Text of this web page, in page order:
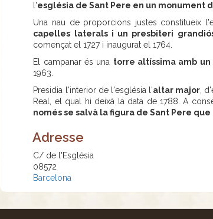
l'església de Sant Pere en un monument
Una nau de proporcions justes constitueix
capelles laterals i un presbiteri
començat el 1727 i inaugurat el 1764.
El campanar és una torre altíssima amb
1963.
Presidia l'interior de l'església l'altar major ,
Real, el qual hi deixà la data de 1788. A
només se salvà la figura de Sant Pere
Adresse
C/ de l'Església
08572
Barcelona